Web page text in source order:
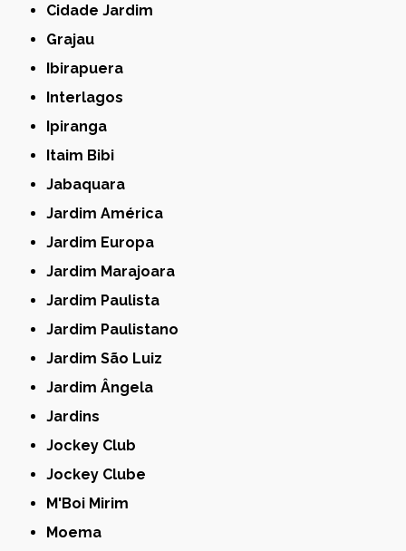
Cidade Jardim
Grajau
Ibirapuera
Interlagos
Ipiranga
Itaim Bibi
Jabaquara
Jardim América
Jardim Europa
Jardim Marajoara
Jardim Paulista
Jardim Paulistano
Jardim São Luiz
Jardim Ângela
Jardins
Jockey Club
Jockey Clube
M'Boi Mirim
Moema